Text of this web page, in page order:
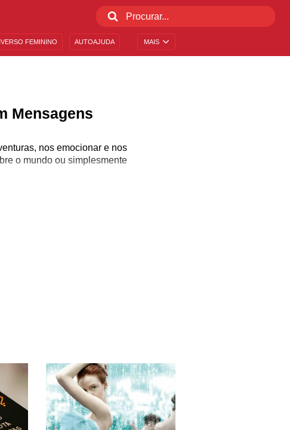
MAIS
FEMININO AUTOAJUDA
Mensagens
nos emocionar e nos
o mundo ou simplesmente
reler palavras que já te
com a nossa seleção: não
agradar a todos os gostos.